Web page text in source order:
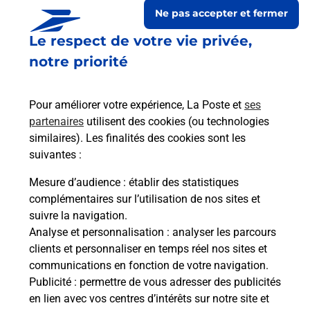
Le respect de votre vie privée,
notre priorité
Pour améliorer votre expérience, La Poste et ses
partenaires utilisent des cookies (ou technologies
similaires). Les finalités des cookies sont les
suivantes :
Mesure d’audience : établir des statistiques
complémentaires sur l’utilisation de nos sites et
suivre la navigation.
Analyse et personnalisation : analyser les parcours
clients et personnaliser en temps réel nos sites et
communications en fonction de votre navigation.
Publicité : permettre de vous adresser des publicités
en lien avec vos centres d’intérêts sur notre site et
Ne pas accepter et fermer
Collecte du courrier aujourd'hui à 09h00
2 Rue De L Eglise
08400 Contreuve
Itinéraire
Le lien s'ouvre dans un nouvel onglet